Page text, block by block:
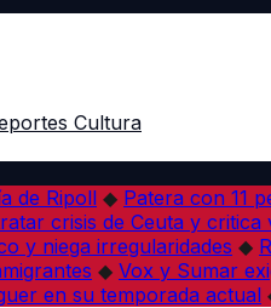
Cultura
de Ripoll ◆ Patera con 11
crisis de Ceuta y critica
y niega irregularidades ◆
◆ Vox y Sumar
en su temporada actual